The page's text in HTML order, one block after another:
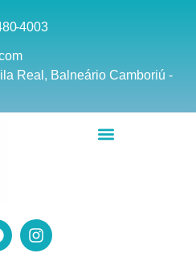
-4003
Real, Balneário Camboriú -